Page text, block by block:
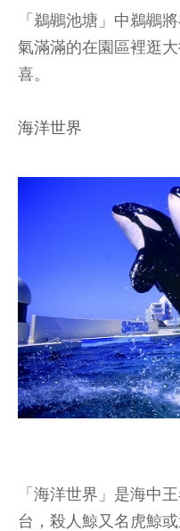
「鵜鶘池塘」中鵜鶘
氣滿滿的在園區裡逛
喜。
海洋世界
「海洋世界」是海中
台，殺人鯨又名虎鯨